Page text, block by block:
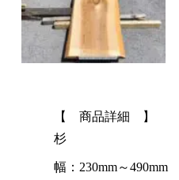
【 商品詳細 】
杉
幅：230mm～490mm